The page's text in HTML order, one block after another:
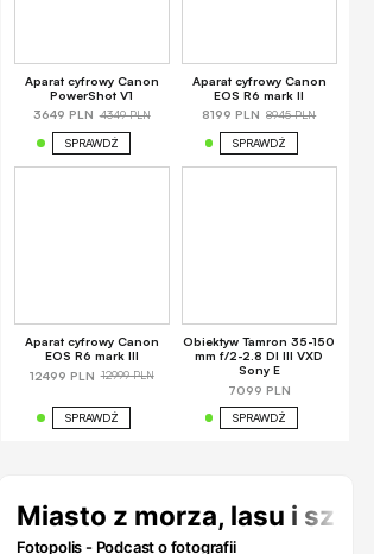
Aparat cyfrowy Canon
PowerShot V1
3649 PLN 4349 PLN
SPRAWDŹ
Aparat cyfrowy Canon
EOS R6 mark II
8199 PLN 8945 PLN
SPRAWDŹ
Aparat cyfrowy Canon
EOS R6 mark III
12499 PLN 12999 PLN
SPRAWDŹ
Obiektyw Tamron 35-150
mm f/2-2.8 DI III VXD
Sony E
7099 PLN
SPRAWDŹ